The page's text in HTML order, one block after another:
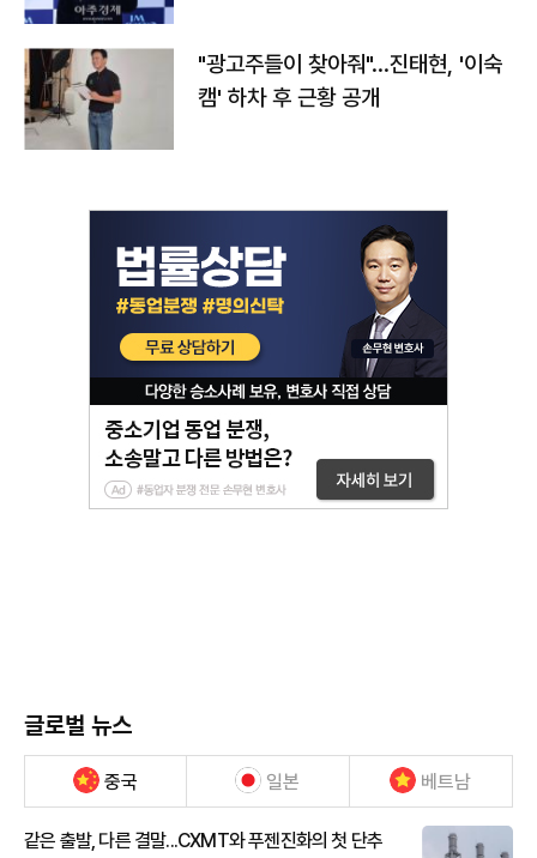
"광고주들이 찾아줘"…진태현, '이숙
캠' 하차 후 근황 공개
글로벌 뉴스
중국 일본 베트남
같은 출발, 다른 결말...CXMT와 푸젠진화의 첫 단추